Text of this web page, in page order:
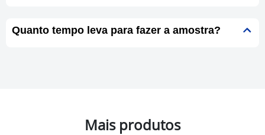
Quanto tempo leva para fazer a amostra?
Mais produtos